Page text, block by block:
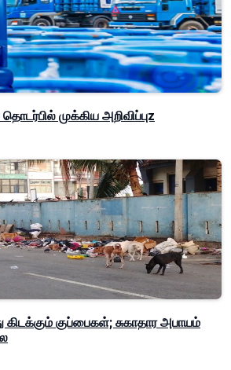
முக்கிய அறிவிப்புz
கிடக்கும் குப்பைகள்; சுகாதார அபாயம்